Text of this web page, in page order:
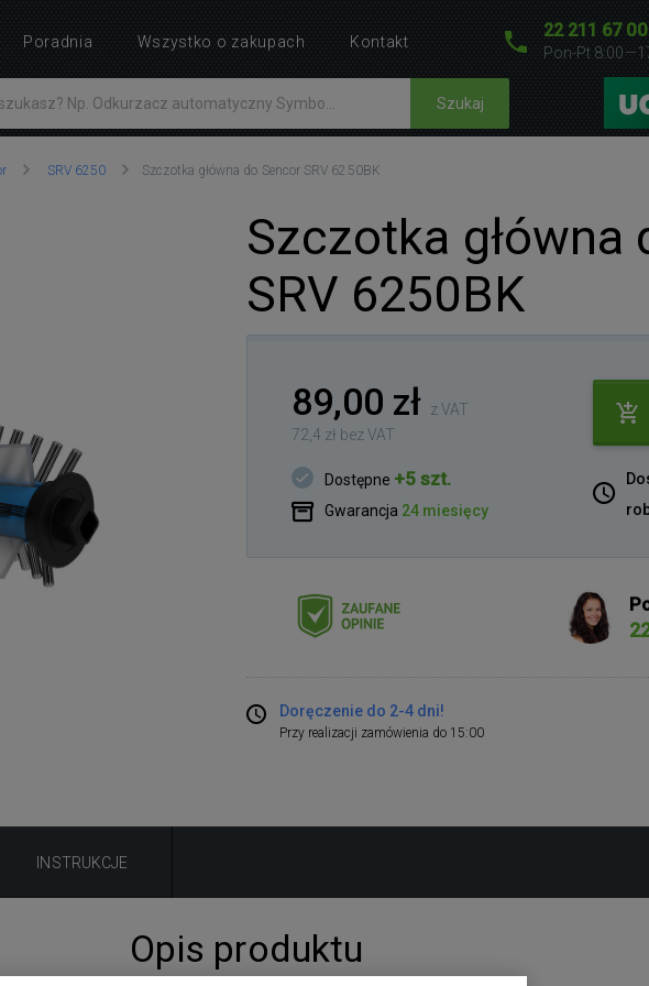
22 211 67 00
Pon-Pt
Szukaj
SRV 6250 Szczotka główna do Sencor SRV 6250BK
Szczotka główna
SRV 6250BK
89,00 zł z VAT
72,4 zł bez VAT
Dostępne +5 szt.
Gwarancja 24 miesięcy
Doręczenie do 2-4 dni!
Przy realizacji zamówienia do 15:00
INSTRUKCJE
Opis produktu
Poradnia Wszystko o zakupach Kontakt